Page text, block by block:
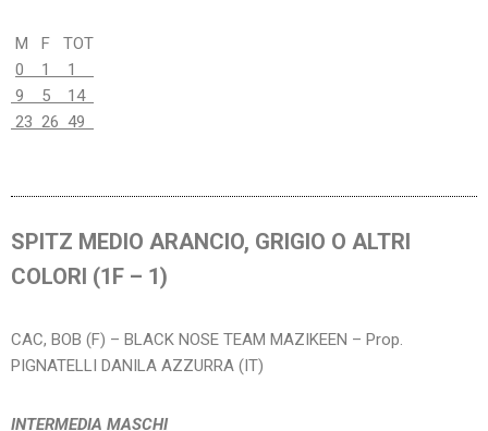
M F TOT
0 1 1
9 5 14
23 26 49
SPITZ MEDIO ARANCIO, GRIGIO O ALTRI
COLORI (1F – 1)
CAC, BOB (F) – BLACK NOSE TEAM MAZIKEEN – Prop.
PIGNATELLI DANILA AZZURRA (IT)
INTERMEDIA MASCHI